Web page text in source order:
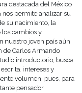
destacada del México
permite analizar su
su nacimiento, la
los cambios y
nuestro joven país aún
de Carlos Armando
introductorio, busca
intereses y
volumen, pues, para
pensador